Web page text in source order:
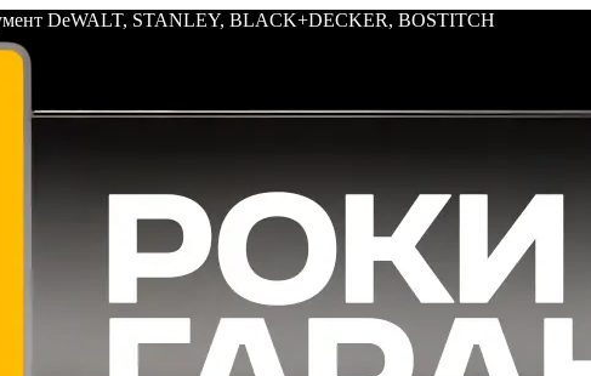
DeWALT, STANLEY, BLACK+DECKER, BOSTITCH